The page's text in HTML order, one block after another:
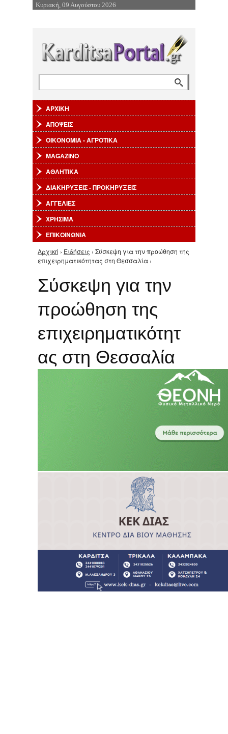
Επιστροφή στην Πλοήγηση
Κυριακή, 09 Αυγούστου 2026
ΑΡΧΙΚΗ
ΑΠΟΨΕΙΣ
ΟΙΚΟΝΟΜΙΑ - ΑΓΡΟΤΙΚΑ
MAGAZINO
ΑΘΛΗΤΙΚΑ
ΔΙΑΚΗΡΥΞΕΙΣ - ΠΡΟΚΗΡΥΞΕΙΣ
ΑΓΓΕΛΙΕΣ
ΧΡΗΣΙΜΑ
ΕΠΙΚΟΙΝΩΝΙΑ
Είστε εδώ
Αρχική › Ειδήσεις › Σύσκεψη για την προώθηση της
επιχειρηματικότητας στη Θεσσαλία ›
Σύσκεψη για την
προώθηση της
επιχειρηματικότητ
ας στη Θεσσαλία